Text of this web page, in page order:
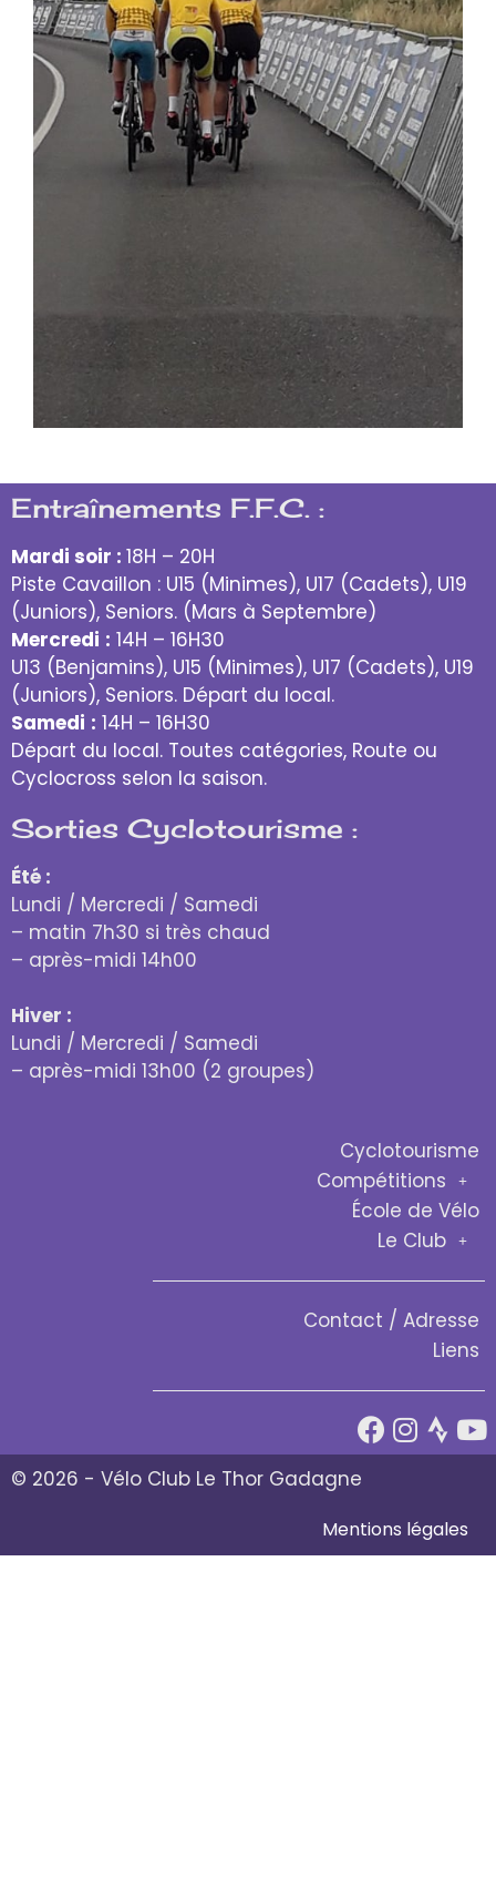
Entraînements F.F.C. :
Mardi soir : 18H – 20H
Piste Cavaillon : U15 (Minimes), U17 (Cadets), U19
(Juniors), Seniors. (Mars à Septembre)
Mercredi : 14H – 16H30
U13 (Benjamins), U15 (Minimes), U17 (Cadets), U19
(Juniors), Seniors. Départ du local.
Samedi : 14H – 16H30
Départ du local. Toutes catégories, Route ou
Cyclocross selon la saison.
Sorties Cyclotourisme :
Été :
Lundi / Mercredi / Samedi
– matin 7h30 si très chaud
– après-midi 14h00
Hiver :
Lundi / Mercredi / Samedi
– après-midi 13h00 (2 groupes)
Cyclotourisme
Compétitions
École de Vélo
Le Club
Contact / Adresse
Liens
© 2026 - Vélo Club Le Thor Gadagne
Mentions légales